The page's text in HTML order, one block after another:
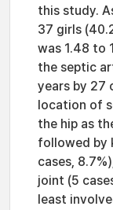
this study.
37 girls
was 1.48 to
the septic
years by 27
location of
the hip as
followed by
cases,
joint (5
least